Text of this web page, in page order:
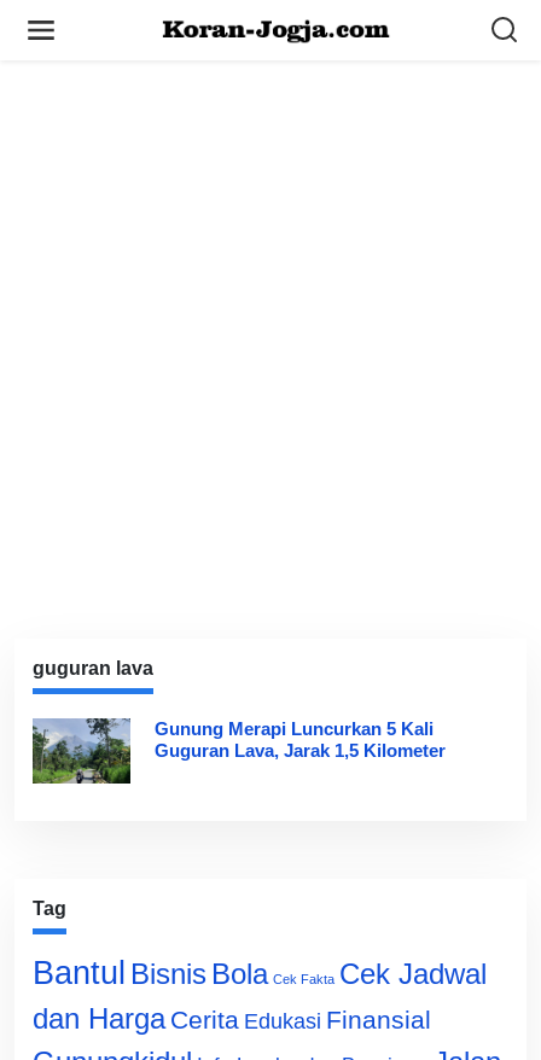
guguran lava
Gunung Merapi Luncurkan 5 Kali
Guguran Lava, Jarak 1,5 Kilometer
Tag
Bantul Bisnis Bola Cek Fakta Cek Jadwal
dan Harga Cerita Edukasi Finansial